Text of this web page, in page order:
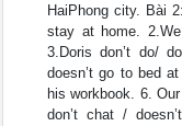
HaiPhong city. Bài
stay at home.
3.Doris don’t do/
doesn’t go to bed
his workbook. 6.
don’t chat /